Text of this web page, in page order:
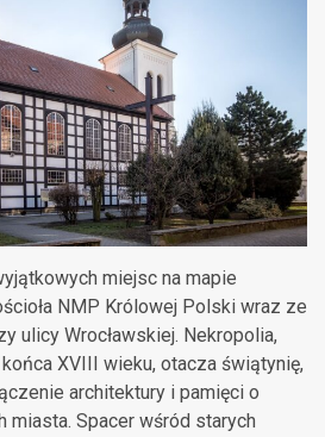
miejsc na mapie
NMP Królowej Polski wraz ze
ulicy Wrocławskiej. Nekropolia,
XVIII wieku, otacza świątynię,
architektury i pamięci o
miasta. Spacer wśród starych